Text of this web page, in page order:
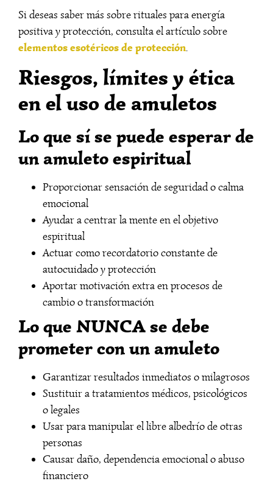
Si deseas saber más sobre rituales para energía
positiva y protección, consulta el artículo sobre
elementos esotéricos de protección.
Riesgos, límites y ética
en el uso de amuletos
Lo que sí se puede esperar de
un amuleto espiritual
Proporcionar sensación de seguridad o calma
emocional
Ayudar a centrar la mente en el objetivo
espiritual
Actuar como recordatorio constante de
autocuidado y protección
Aportar motivación extra en procesos de
cambio o transformación
Lo que NUNCA se debe
prometer con un amuleto
Garantizar resultados inmediatos o milagrosos
Sustituir a tratamientos médicos, psicológicos
o legales
Usar para manipular el libre albedrío de otras
personas
Causar daño, dependencia emocional o abuso
financiero